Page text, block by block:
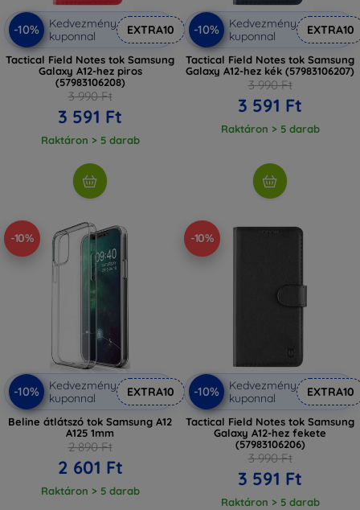
-10%
Kedvezmény
kuponnal
EXTRA10
Tactical Field Notes tok Samsung
Galaxy A12-hez piros
(57983106208)
3 990 Ft
3 591 Ft
Raktáron > 5 darab
-10%
Kedvezmény
kuponnal
EXTRA10
Tactical Field Notes tok Samsung
Galaxy A12-hez kék (57983106207)
3 990 Ft
3 591 Ft
Raktáron > 5 darab
-10%
-10%
Kedvezmény
kuponnal
EXTRA10
Beline átlátszó tok Samsung A12
A125 1mm
2 890 Ft
2 601 Ft
Raktáron > 5 darab
-10%
-10%
Kedvezmény
kuponnal
EXTRA10
Tactical Field Notes tok Samsung
Galaxy A12-hez fekete
(57983106206)
3 990 Ft
3 591 Ft
Raktáron > 5 darab